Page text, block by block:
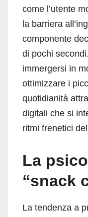
come l’utente
la barriera
componente
di pochi
immergersi in
ottimizzare i
quotidianità
digitali che si
ritmi frenetici
La
“snack
La tendenza a